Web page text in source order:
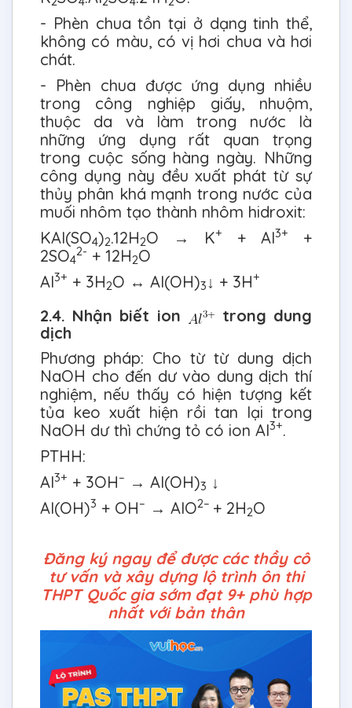
- Phèn chua tồn tại ở dạng tinh thể,
không có màu, có vị hơi chua và hơi
chát.
- Phèn chua được ứng dụng nhiều
trong công nghiệp giấy, nhuộm,
thuộc da và làm trong nước là
những ứng dụng rất quan trọng
trong cuộc sống hàng ngày. Những
công dụng này đều xuất phát từ sự
thủy phân khá mạnh trong nước của
muối nhôm tạo thành nhôm hidroxit:
KAl(SO4)2.12H2O → K+ + Al3+
+
2SO4
2- + 12H2O
Al3+ + 3H2O ↔ Al(OH)3↓ + 3H+
2.4. Nhận biết ion
trong dung
dịch
Phương pháp: Cho từ từ dung dịch
NaOH cho đến dư vào dung dịch thí
nghiệm, nếu thấy có hiện tượng kết
tủa keo xuất hiện rồi tan lại trong
NaOH dư thì chứng tỏ có ion Al3+.
PTHH:
Al3+ + 3OH– → Al(OH)3 ↓
Al(OH)3 + OH– → AlO2– + 2H2O
Đăng ký ngay để được các thầy cô
tư vấn và xây dựng lộ trình ôn thi
THPT Quốc gia sớm đạt 9+ phù hợp
nhất với bản thân